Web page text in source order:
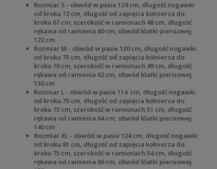
Rozmiar S - obwód w pasie 124 cm, długość nogawki
od kroku 72 cm, długość od zapięcia kołnierza do
kroku 67 cm, szerokość w ramionach 48 cm, długość
rękawa od ramienia 60 cm, obwód klatki piersiowej
122 cm
Rozmiar M - obwód w pasie 130 cm, długość nogawki
od kroku 75 cm, długość od zapięcia kołnierza do
kroku 70 cm, szerokość w ramionach 49 cm, długość
rękawa od ramienia 62 cm, obwód klatki piersiowej
130 cm
Rozmiar L - obwód w pasie 114 cm, długość nogawki
od kroku 75 cm, długość od zapięcia kołnierza do
kroku 73 cm, szerokość w ramionach 51 cm, długość
rękawa od ramienia 64 cm, obwód klatki piersiowej
140 cm
Rozmiar XL - obwód w pasie 124 cm, długość nogawki
od kroku 81 cm, długość od zapięcia kołnierza do
kroku 75 cm, szerokość w ramionach 54 cm, długość
rękawa od ramienia 66 cm, obwód klatki piersiowej